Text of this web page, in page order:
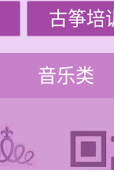
古筝培
音乐类